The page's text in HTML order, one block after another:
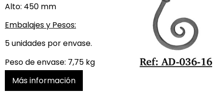
Alto: 450 mm
Embalajes y Pesos:
5 unidades por envase.
Peso de envase: 7,75 kg
Más información